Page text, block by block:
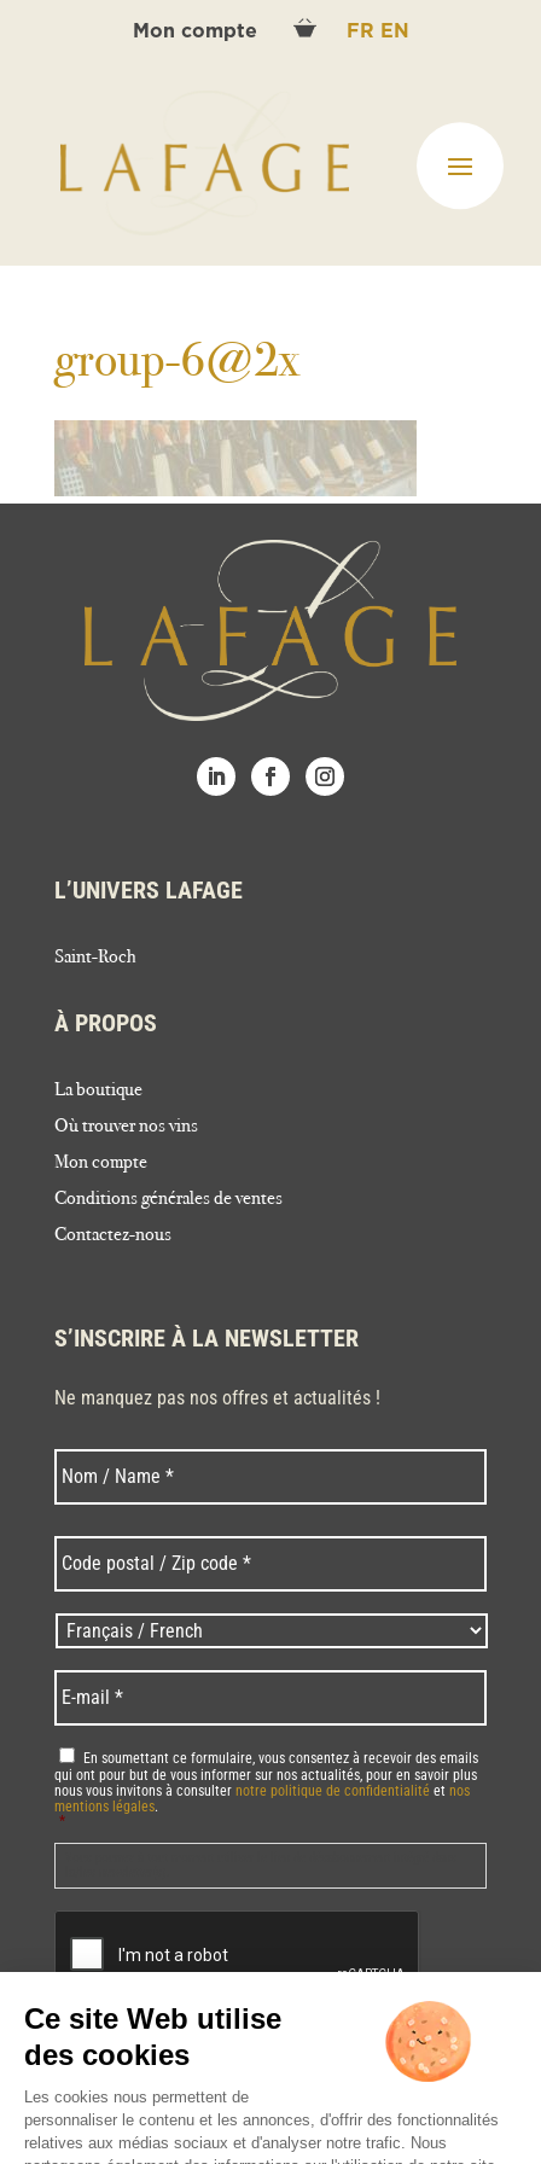
Mon compte FR EN
group-6@2x
L’UNIVERS LAFAGE
Saint-Roch
À PROPOS
La boutique
Où trouver nos vins
Mon compte
Conditions générales de ventes
Contactez-nous
S’INSCRIRE À LA NEWSLETTER
Ne manquez pas nos offres et actualités !
Nom * Nom
postal
/
Zip
code
* *
Langues
/
Language *
mail *
RGPD *
En soumettant ce formulaire, vous consentez à recevoir des emails
qui ont pour but de vous informer sur nos actualités, pour en savoir plus
nous vous invitons à consulter notre politique de confidentialité et nos
mentions légales.
*